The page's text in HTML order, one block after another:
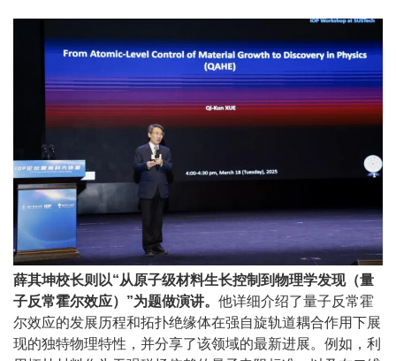
薛其坤校长则以“从原子级材料生长控制到物理学发现（量
子反常霍尔效应）”为题做演讲。 他详细介绍了量子反常霍
尔效应的发展历程和拓扑绝缘体在强自旋轨道耦合作用下展
现的独特物理特性，并分享了该领域的最新进展。例如，利